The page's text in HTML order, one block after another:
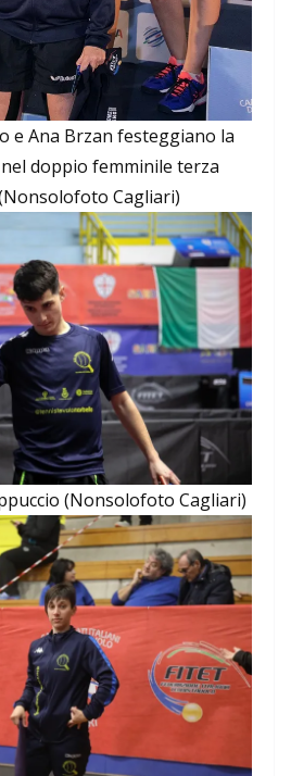
e Ana Brzan festeggiano la
nel doppio femminile terza
Cagliari)
(Nonsolofoto Cagliari)